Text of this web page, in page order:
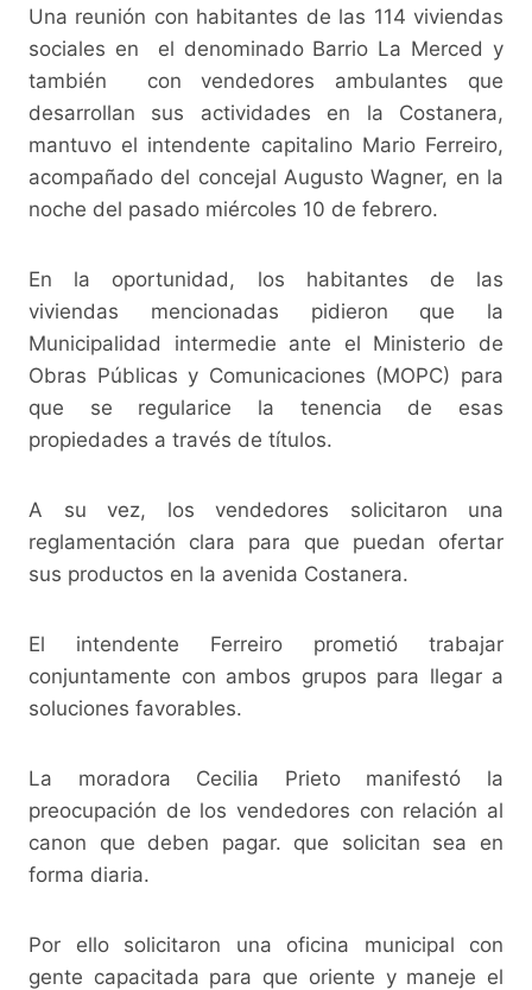
c
e
b
o
o
k
itt
er
at
s
A
p
p
p
y
Li
n
k
e
gr
a
m
Una reunión con habitantes de las 114 viviendas
sociales en el denominado Barrio La Merced y
también con vendedores ambulantes que
desarrollan sus actividades en la Costanera,
mantuvo el intendente capitalino Mario Ferreiro,
acompañado del concejal Augusto Wagner, en la
noche del pasado miércoles 10 de febrero.
En la oportunidad, los habitantes de las
viviendas mencionadas pidieron que la
Municipalidad intermedie ante el Ministerio de
Obras Públicas y Comunicaciones (MOPC) para
que se regularice la tenencia de esas
propiedades a través de títulos.
A su vez, los vendedores solicitaron una
reglamentación clara para que puedan ofertar
sus productos en la avenida Costanera.
El intendente Ferreiro prometió trabajar
conjuntamente con ambos grupos para llegar a
soluciones favorables.
La moradora Cecilia Prieto manifestó la
preocupación de los vendedores con relación al
canon que deben pagar. que solicitan sea en
forma diaria.
Por ello solicitaron una oficina municipal con
gente capacitada para que oriente y maneje el